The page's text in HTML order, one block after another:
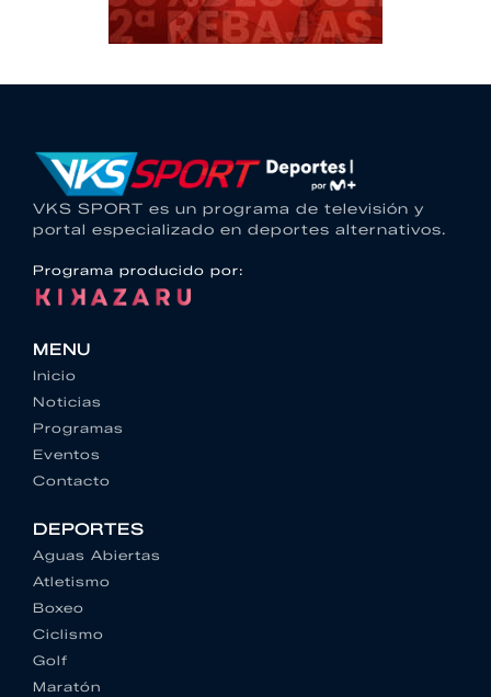
VKS SPORT es un programa de televisión y
portal especializado en deportes alternativos.
Programa producido por:
MENU
Inicio
Noticias
Programas
Eventos
Contacto
DEPORTES
Aguas Abiertas
Atletismo
Boxeo
Ciclismo
Golf
Maratón